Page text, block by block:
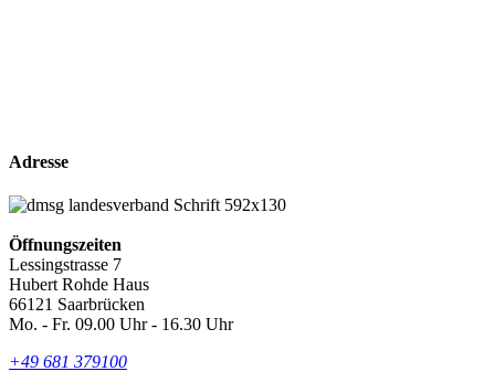
Adresse
Öffnungszeiten
Lessingstrasse 7
Hubert Rohde Haus
66121 Saarbrücken
Mo. - Fr. 09.00 Uhr - 16.30 Uhr
+49 681 379100